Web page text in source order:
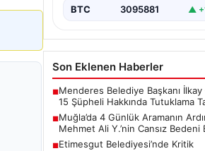
BTC 3095881 ▲
Son Eklenen Haberler
■Menderes Belediye Başkanı
15 Şüpheli Hakkında Tutuklama
■Muğla’da 4 Günlük Aramanın
Mehmet Ali Y.’nin Cansız Bedeni
■Etimesgut Belediyesi’nde Kritik